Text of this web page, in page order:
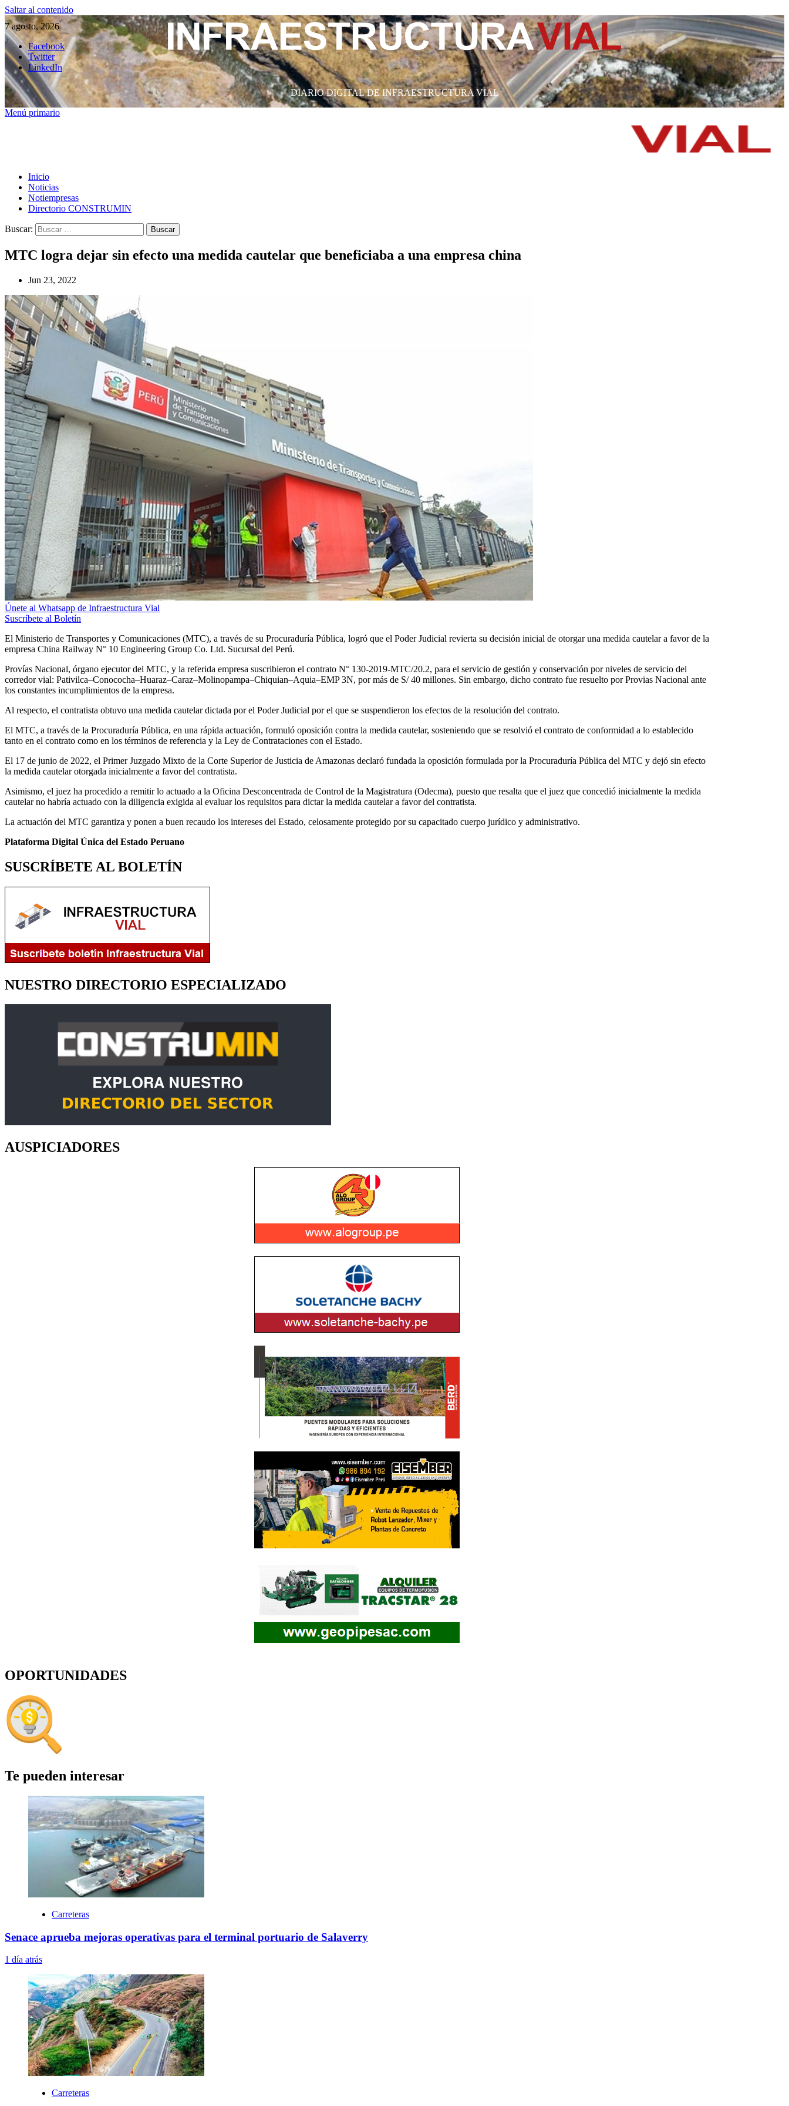
Saltar al contenido
7 agosto, 2026
Facebook
Twitter
LinkedIn
DIARIO DIGITAL DE INFRAESTRUCTURA VIAL
Menú primario
Inicio
Noticias
Notiempresas
Directorio CONSTRUMIN
Buscar:
MTC logra dejar sin efecto una medida cautelar que beneficiaba a una empresa china
Jun 23, 2022
Únete al Whatsapp de Infraestructura Vial
Suscríbete al Boletín
El Ministerio de Transportes y Comunicaciones (MTC), a través de su Procuraduría Pública, logró que el Poder Judicial revierta su decisión inicial de otorgar una medida cautelar a favor de la
empresa China Railway N° 10 Engineering Group Co. Ltd. Sucursal del Perú.
Provías Nacional, órgano ejecutor del MTC, y la referida empresa suscribieron el contrato N° 130-2019-MTC/20.2, para el servicio de gestión y conservación por niveles de servicio del
corredor vial: Pativilca–Conococha–Huaraz–Caraz–Molinopampa–Chiquian–Aquia–EMP 3N, por más de S/ 40 millones. Sin embargo, dicho contrato fue resuelto por Provias Nacional ante
los constantes incumplimientos de la empresa.
Al respecto, el contratista obtuvo una medida cautelar dictada por el Poder Judicial por el que se suspendieron los efectos de la resolución del contrato.
El MTC, a través de la Procuraduría Pública, en una rápida actuación, formuló oposición contra la medida cautelar, sosteniendo que se resolvió el contrato de conformidad a lo establecido
tanto en el contrato como en los términos de referencia y la Ley de Contrataciones con el Estado.
El 17 de junio de 2022, el Primer Juzgado Mixto de la Corte Superior de Justicia de Amazonas declaró fundada la oposición formulada por la Procuraduría Pública del MTC y dejó sin efecto
la medida cautelar otorgada inicialmente a favor del contratista.
Asimismo, el juez ha procedido a remitir lo actuado a la Oficina Desconcentrada de Control de la Magistratura (Odecma), puesto que resalta que el juez que concedió inicialmente la medida
cautelar no habría actuado con la diligencia exigida al evaluar los requisitos para dictar la medida cautelar a favor del contratista.
La actuación del MTC garantiza y ponen a buen recaudo los intereses del Estado, celosamente protegido por su capacitado cuerpo jurídico y administrativo.
Plataforma Digital Única del Estado Peruano
SUSCRÍBETE AL BOLETÍN
NUESTRO DIRECTORIO ESPECIALIZADO
AUSPICIADORES
OPORTUNIDADES
Te pueden interesar
Carreteras
Senace aprueba mejoras operativas para el terminal portuario de Salaverry
1 día atrás
Carreteras